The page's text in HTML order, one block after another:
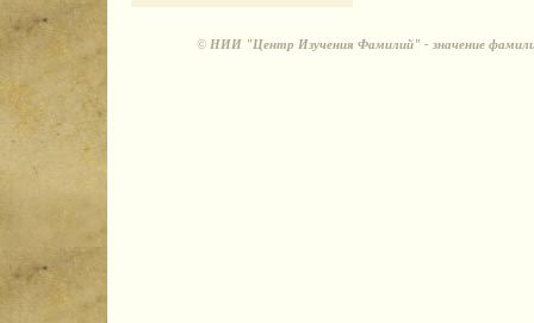
© НИИ "Центр Изучения Фамилий" - значение